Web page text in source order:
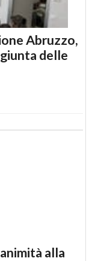
Abruzzo,
delle
alla